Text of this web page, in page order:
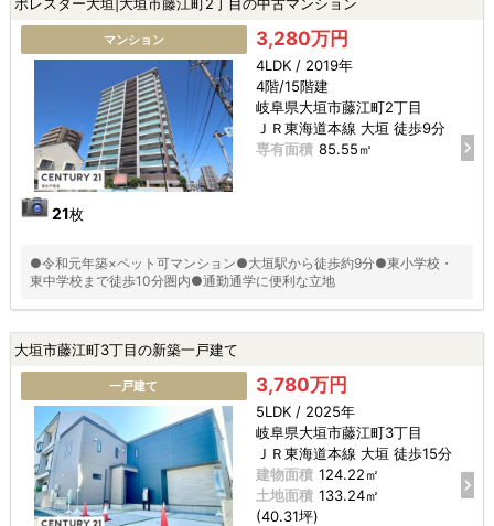
マンション
21枚
3,280万円
4LDK / 2019年
4階/15階建
岐阜県大垣市藤江町2丁目
ＪＲ東海道本線 大垣 徒歩9分
専有面積 85.55㎡
●令和元年築×ペット可マンション●大垣駅から徒歩約9分●東小学校・
東中学校まで徒歩10分圏内●通勤通学に便利な立地
大垣市藤江町3丁目の新築一戸建て
一戸建て 3,780万円
5LDK / 2025年
岐阜県大垣市藤江町3丁目
ＪＲ東海道本線 大垣 徒歩15分
建物面積 124.22㎡
土地面積 133.24㎡
(40.31坪)